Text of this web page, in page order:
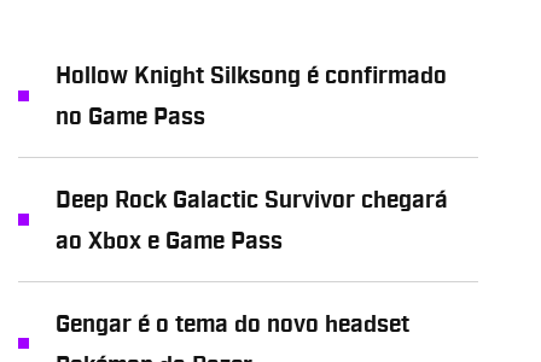
Hollow Knight Silksong é confirmado
no Game Pass
Deep Rock Galactic Survivor chegará
ao Xbox e Game Pass
Gengar é o tema do novo headset